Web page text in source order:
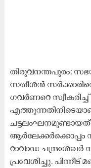
തിരുവനന്തപുരം:
സതീശൻ
ഗവർണറെ
ആർലേക്കർക്കൊപ്പം
റാവാഡ
പ്രവേശിച്ചു.